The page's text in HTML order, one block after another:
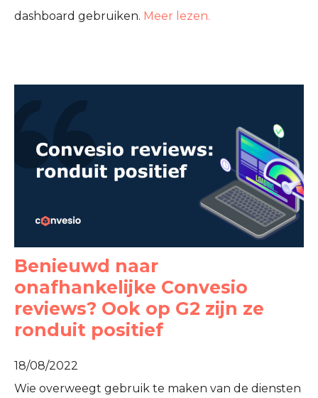
dashboard gebruiken. Meer lezen.
Benieuwd naar
onafhankelijke Convesio
reviews? Ook op G2 zijn ze
ronduit positief
18/08/2022
Wie overweegt gebruik te maken van de diensten